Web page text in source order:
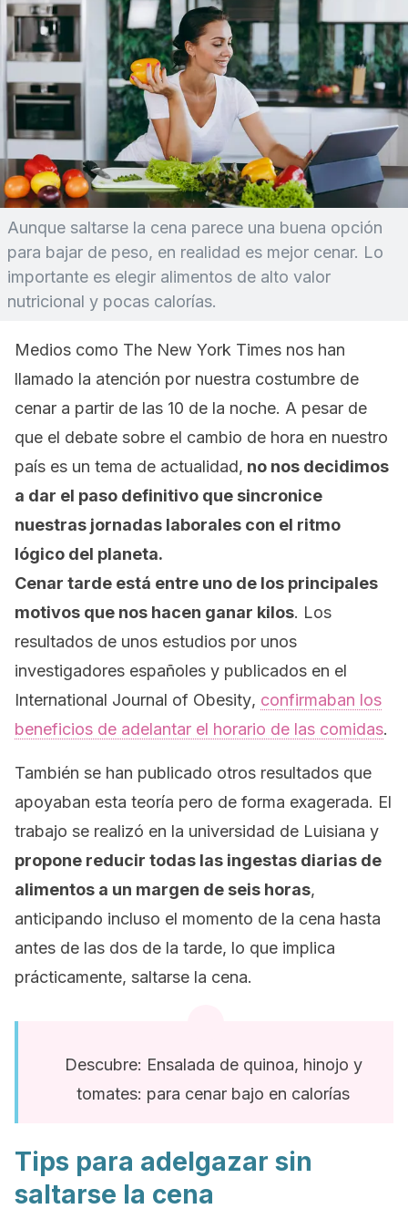
Aunque saltarse la cena parece una buena opción
para bajar de peso, en realidad es mejor cenar. Lo
importante es elegir alimentos de alto valor
nutricional y pocas calorías.
Medios como The New York Times nos han
llamado la atención por nuestra costumbre de
cenar a partir de las 10 de la noche. A pesar de
que el debate sobre el cambio de hora en nuestro
país es un tema de actualidad, no nos decidimos
a dar el paso definitivo que sincronice
nuestras jornadas laborales con el ritmo
lógico del planeta.
Cenar tarde está entre uno de los principales
motivos que nos hacen ganar kilos. Los
resultados de unos estudios por unos
investigadores españoles y publicados en el
International Journal of Obesity, confirmaban los
beneficios de adelantar el horario de las comidas.
También se han publicado otros resultados que
apoyaban esta teoría pero de forma exagerada. El
trabajo se realizó en la universidad de Luisiana y
propone reducir todas las ingestas diarias de
alimentos a un margen de seis horas,
anticipando incluso el momento de la cena hasta
antes de las dos de la tarde, lo que implica
prácticamente, saltarse la cena.
Descubre: Ensalada de quinoa, hinojo y
tomates: para cenar bajo en calorías
Tips para adelgazar sin
saltarse la cena